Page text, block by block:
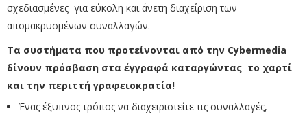
σχεδιασμένες για εύκολη και άνετη διαχείριση των
απομακρυσμένων συναλλαγών.
Τα συστήματα που προτείνονται από την Cybermedia
δίνουν πρόσβαση στα έγγραφά καταργώντας το χαρτί
και την περιττή γραφειοκρατία!
Ένας έξυπνος τρόπος να διαχειριστείτε τις συναλλαγές,